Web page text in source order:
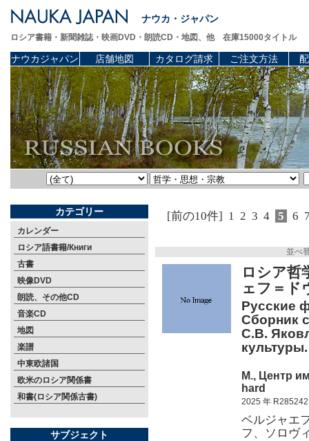
ナウカ・ジャパン
ロシア書籍・新聞雑誌・映画DVD・朗読CD・地図、他 在庫15000タイトル
ナウカジャパン 店舗地図 カタログ請求 ご注文方法
カテゴリー
カレンダー
ロシア語書籍/Книги
古書
映像DVD
朗読、その他CD
音楽CD
地図
楽譜
中東欧諸国
欧米のロシア関係書
和書(ロシア関係古書)
サブジェクト
[前の10件] 1 2 3 4 5 6
並べ
ロシア
ェフ＝ド
Русские
Сборник
С.В.
М., Центр
hard
2025 年 R285242
ベルジャエ
フ、ソロヴ